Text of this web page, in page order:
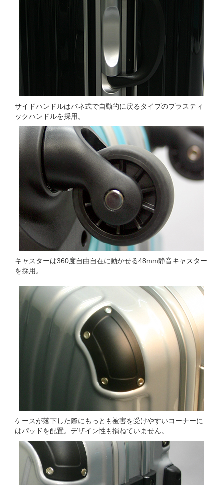
サイドハンドルはバネ式で自動的に戻るタイプのプラスティ
ックハンドルを採用。
キャスターは360度自由自在に動かせる48mm静音キャスター
を採用。
ケースが落下した際にもっとも被害を受けやすいコーナーに
はパッドを配置。デザイン性も損ねていません。